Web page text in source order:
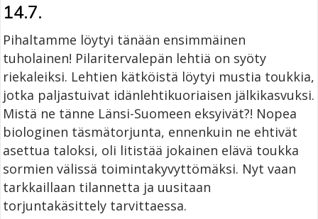
14.7.
Pihaltamme löytyi tänään ensimmäinen
tuholainen! Pilaritervalepän lehtiä on syöty
riekaleiksi. Lehtien kätköistä löytyi mustia toukkia,
jotka paljastuivat idänlehtikuoriaisen jälkikasvuksi.
Mistä ne tänne Länsi-Suomeen eksyivät?! Nopea
biologinen täsmätorjunta, ennenkuin ne ehtivät
asettua taloksi, oli litistää jokainen elävä toukka
sormien välissä toimintakyvyttömäksi. Nyt vaan
tarkkaillaan tilannetta ja uusitaan
torjuntakäsittely tarvittaessa.